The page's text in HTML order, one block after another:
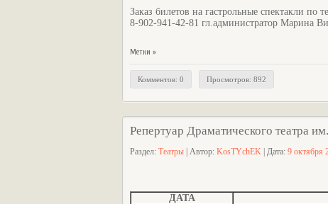
Заказ билетов на гастрольные спектакли по
8-902-941-42-81 гл.администратор Марина
Метки »
Комментов: 0 Просмотров: 892
Репертуар Драматического театра
Раздел: Театры | Автор: KosTYchEK | Дата: 9 октября
ДАТА